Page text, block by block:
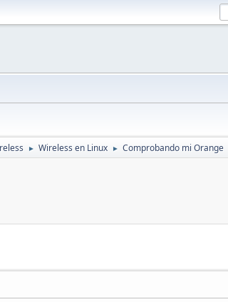
► Wireless en Linux ► Comprobando mi Orange